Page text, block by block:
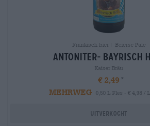
Frankisch bier | Beierse Pale
antoniter- bayrisch
Kaiser Bräu
€ 2,49
MEHRWEG
0,50 L Fles - € 4,98 /
Uitverkocht